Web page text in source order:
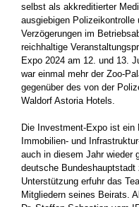
selbst als akkreditierter
ausgiebigen
Verzögerungen im
reichhaltige
Expo 2024 am 12. und 13.
war einmal mehr der Zoo-
gegenüber des von der
Waldorf Astoria Hotels.
Die Investment-Expo ist
Immobilien- und
auch in diesem Jahr wieder
deutsche
Unterstützung erfuhr das
Mitgliedern seines Beirats.